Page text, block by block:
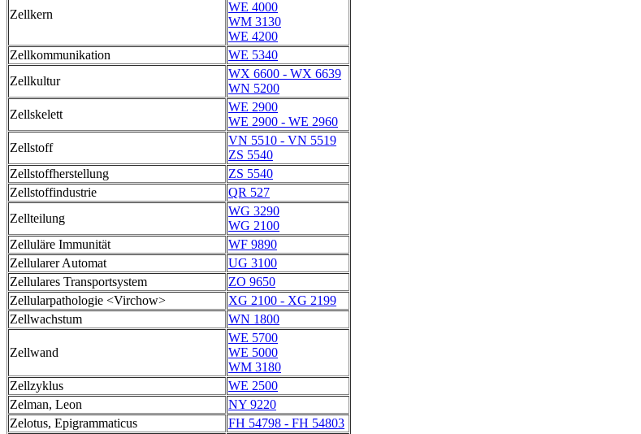
Zellkern
WE 4000
WM 3130
WE 4200
Zellkommunikation
WE 5340
Zellkultur
WX 6600 - WX 6639
WN 5200
Zellskelett
WE 2900
WE 2900 - WE 2960
Zellstoff
VN 5510 - VN 5519
ZS 5540
Zellstoffherstellung
ZS 5540
Zellstoffindustrie
QR 527
Zellteilung
WG 3290
WG 2100
Zelluläre Immunität
WF 9890
Zellularer Automat
UG 3100
Zellulares Transportsystem
ZO 9650
Zellularpathologie <Virchow>
XG 2100 - XG 2199
Zellwachstum
WN 1800
Zellwand
WE 5700
WE 5000
WM 3180
Zellzyklus
WE 2500
Zelman, Leon
NY 9220
Zelotus, Epigrammaticus
FH 54798 - FH 54803